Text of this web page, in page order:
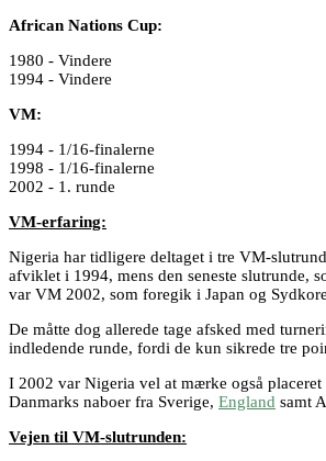
African Nations Cup:
1980 - Vindere
1994 - Vindere
VM:
1994 - 1/16-finalerne
1998 - 1/16-finalerne
2002 - 1. runde
VM-erfaring:
Nigeria har tidligere deltaget i tre VM-
afviklet i 1994, mens den seneste slutrunde,
var VM 2002, som foregik i Japan og
De måtte dog allerede tage afsked med
indledende runde, fordi de kun sikrede tre
I 2002 var Nigeria vel at mærke også
Danmarks naboer fra Sverige, England samt
Vejen til VM-slutrunden: